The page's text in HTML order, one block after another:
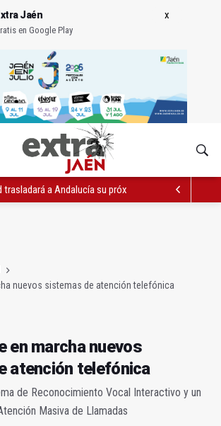
Jaén
en Google Play
trasladará a Andalucía su próximo comité de crisis
nuevos sistemas de atención telefónica
en marcha nuevos
atención telefónica
de Reconocimiento Vocal Interactivo y un
Masiva de Llamadas